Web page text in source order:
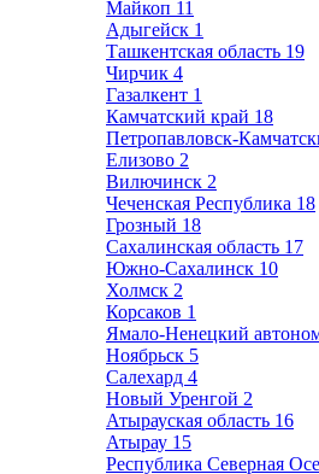
Майкоп 11
Адыгейск 1
Ташкентская область 19
Чирчик 4
Газалкент 1
Камчатский край 18
Петропавловск-
Елизово 2
Вилючинск 2
Чеченская Республика 18
Грозный 18
Сахалинская область 17
Южно-Сахалинск 10
Холмск 2
Корсаков 1
Ямало-Ненецкий
Ноябрьск 5
Салехард 4
Новый Уренгой 2
Атырауская область 16
Атырау 15
Республика Северная